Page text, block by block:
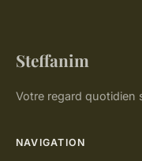
Steffanim
Votre regard quotidien
NAVIGATION